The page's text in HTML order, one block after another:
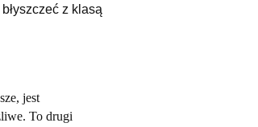
z klasą
jest
To drugi